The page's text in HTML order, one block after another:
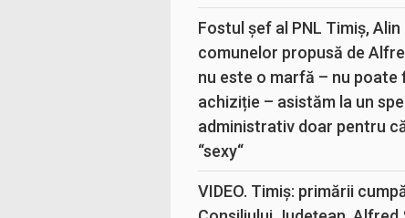
Fostul șef al PNL Timiș,
comunelor propusă de
nu este o marfă – nu poate
achiziție – asistăm la un
administrativ doar pentru
“sexy“
VIDEO. Timiș: primării